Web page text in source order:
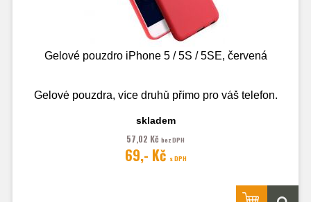
Gelové pouzdro iPhone 5 / 5S / 5SE, červená
Gelové pouzdra, více druhů přímo pro váš telefon.
Fotografie je pouze ilustrační.
skladem
57,02 Kč bez DPH
69,- Kč s DPH